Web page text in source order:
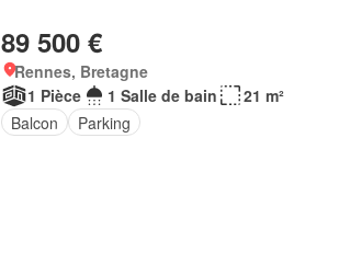
89 500 €
Rennes, Bretagne
1 Pièce
1 Salle de bain
21 m²
Balcon
Parking